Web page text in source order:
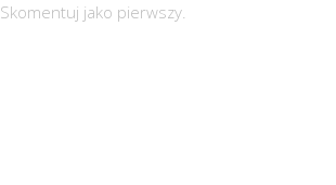
Skomentuj jako pierwszy.